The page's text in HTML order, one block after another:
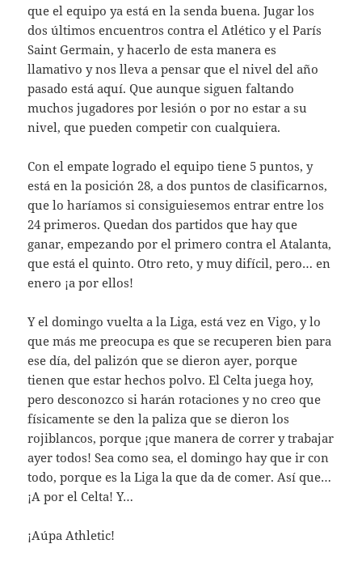
que el equipo ya está en la senda buena. Jugar los
dos últimos encuentros contra el Atlético y el París
Saint Germain, y hacerlo de esta manera es
llamativo y nos lleva a pensar que el nivel del año
pasado está aquí. Que aunque siguen faltando
muchos jugadores por lesión o por no estar a su
nivel, que pueden competir con cualquiera.
Con el empate logrado el equipo tiene 5 puntos, y
está en la posición 28, a dos puntos de clasificarnos,
que lo haríamos si consiguiesemos entrar entre los
24 primeros. Quedan dos partidos que hay que
ganar, empezando por el primero contra el Atalanta,
que está el quinto. Otro reto, y muy difícil, pero… en
enero ¡a por ellos!
Y el domingo vuelta a la Liga, está vez en Vigo, y lo
que más me preocupa es que se recuperen bien para
ese día, del palizón que se dieron ayer, porque
tienen que estar hechos polvo. El Celta juega hoy,
pero desconozco si harán rotaciones y no creo que
físicamente se den la paliza que se dieron los
rojiblancos, porque ¡que manera de correr y trabajar
ayer todos! Sea como sea, el domingo hay que ir con
todo, porque es la Liga la que da de comer. Así que…
¡A por el Celta! Y…
¡Aúpa Athletic!